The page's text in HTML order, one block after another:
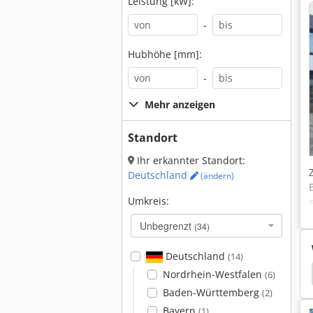
-
Hubhöhe [mm]:
-
Mehr anzeigen
Standort
Ihr erkannter Standort:
Deutschland
(ändern)
Umkreis:
Unbegrenzt (34)
Deutschland (14)
Nordrhein-Westfalen (6)
Baden-Württemberg (2)
Takeuchi Kettenbagger